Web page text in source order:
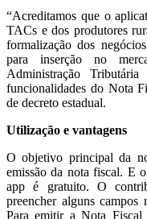
“Acreditamos que o
TACs e dos produtores
formalização dos
para inserção no
Administração
funcionalidades do Nota
de decreto estadual.
Utilização e vantagens
O objetivo principal da
emissão da nota fiscal. E
app é gratuito. O
preencher alguns campos
Para emitir a Nota